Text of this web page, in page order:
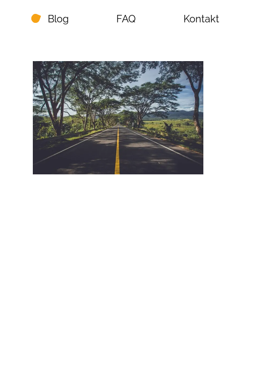
Blog FAQ Kontakt